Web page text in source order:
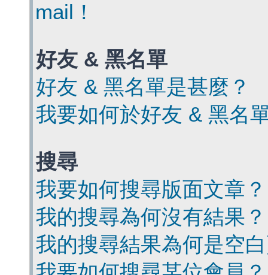
mail！
好友 & 黑名單
好友 & 黑名單是甚麼？
我要如何於好友 & 黑名
搜尋
我要如何搜尋版面文章？
我的搜尋為何沒有結果？
我的搜尋結果為何是空